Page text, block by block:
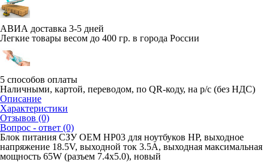
АВИА доставка 3-5 дней
Легкие товары весом до 400 гр. в города России
5 способов оплаты
Наличными, картой, переводом, по QR-коду, на р/с (без НДС)
Описание
Характеристики
Отзывов (0)
Вопрос - ответ (0)
Блок питания СЗУ OEM HP03 для ноутбуков HP, выходное
напряжение 18.5V, выходной ток 3.5A, выходная максимальная
мощность 65W (разъем 7.4x5.0), новый